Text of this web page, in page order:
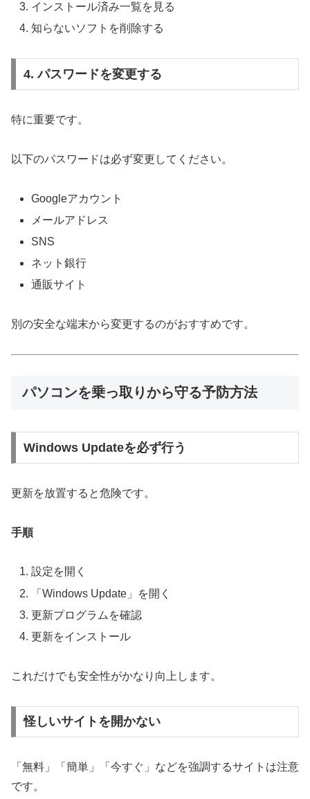
インストール済み一覧を見る
知らないソフトを削除する
4. パスワードを変更する
特に重要です。
以下のパスワードは必ず変更してください。
Googleアカウント
メールアドレス
SNS
ネット銀行
通販サイト
別の安全な端末から変更するのがおすすめです。
パソコンを乗っ取りから守る予防方法
Windows Updateを必ず行う
更新を放置すると危険です。
手順
設定を開く
「Windows Update」を開く
更新プログラムを確認
更新をインストール
これだけでも安全性がかなり向上します。
怪しいサイトを開かない
「無料」「簡単」「今すぐ」などを強調するサイトは注意
です。